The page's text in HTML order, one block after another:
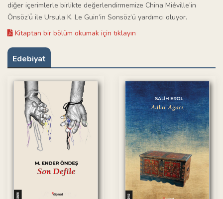
diğer içerimlerle birlikte değerlendirmemize China Miéville’in
Önsöz’ü̈ ile Ursula K. Le Guin’in Sonsöz’ü yardımcı oluyor.
Kitaptan bir bölüm okumak için tıklayın
Edebiyat